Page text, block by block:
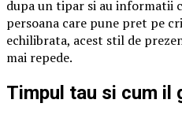
dupa un tipar si au informatii
persoana care pune pret pe
echilibrata, acest stil de
mai repede.
Timpul tau si cum il